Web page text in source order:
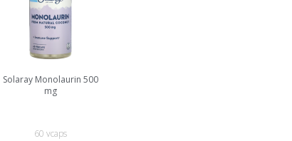
Solaray Monolaurin 500
mg
60 vcaps